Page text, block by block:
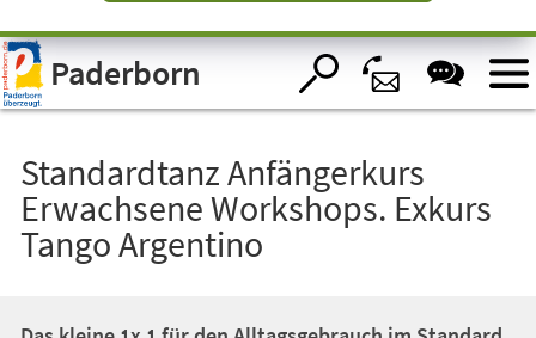
Visuelle
Assistenzsoftware
öffnen.Paderborn
Standardtanz Anfängerkurs
Erwachsene Workshops. Exkurs
Tango Argentino